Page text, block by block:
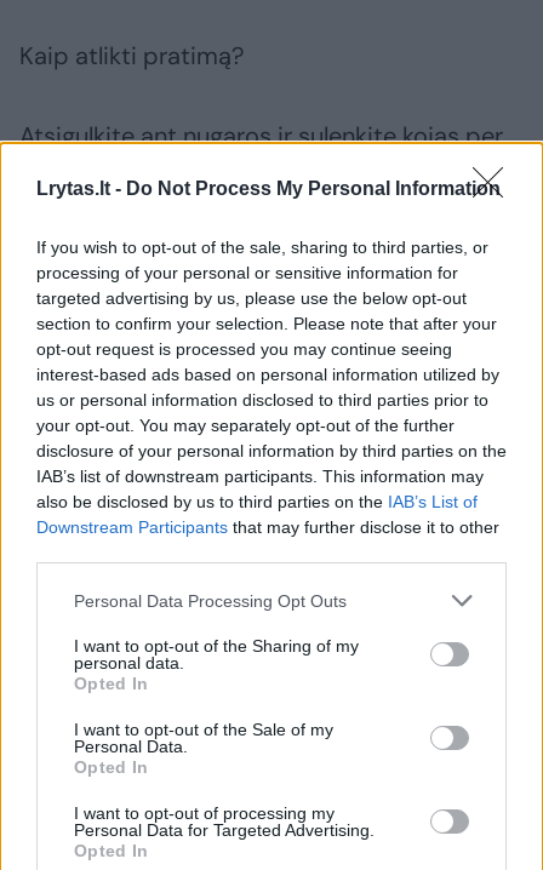
Lrytas.lt - Do Not Process My Personal Information
If you wish to opt-out of the sale, sharing to third parties, or
processing of your personal or sensitive information for
targeted advertising by us, please use the below opt-out
section to confirm your selection. Please note that after your
opt-out request is processed you may continue seeing
interest-based ads based on personal information utilized by
us or personal information disclosed to third parties prior to
your opt-out. You may separately opt-out of the further
disclosure of your personal information by third parties on the
IAB’s list of downstream participants. This information may
also be disclosed by us to third parties on the IAB’s List of
Downstream Participants that may further disclose it to other
Personal Data Processing Opt Outs
I want to opt-out of the Sharing of my
personal data.
Opted In
I want to opt-out of the Sale of my
Personal Data.
Opted In
I want to opt-out of processing my
Personal Data for Targeted Advertising.
Opted In
Kaip atlikti pratimą?
Atsigulkite ant nugaros ir sulenkite kojas per
kelius, pėdomis atsiremkite į grindis, kulnus
pritraukite arčiau sėdmenų.
Pakelkite klubus bei sėdmenis, kelius
prilenkite prie krūtinės. Rankomis apglėbkite
sulenktas kojas.
Iškvėpdami rankomis spauskite kelius prie
krūtinės.
Tai darydami, pakelkite nuo grindų galvą ir
pečius, nosį įkiškite tarp kelių. įkvėpdami
padėtį.
Šis pratimas stiprina nugaros, pilvo ir
sėdmenų raumenis, treniruoja net kaklo ir